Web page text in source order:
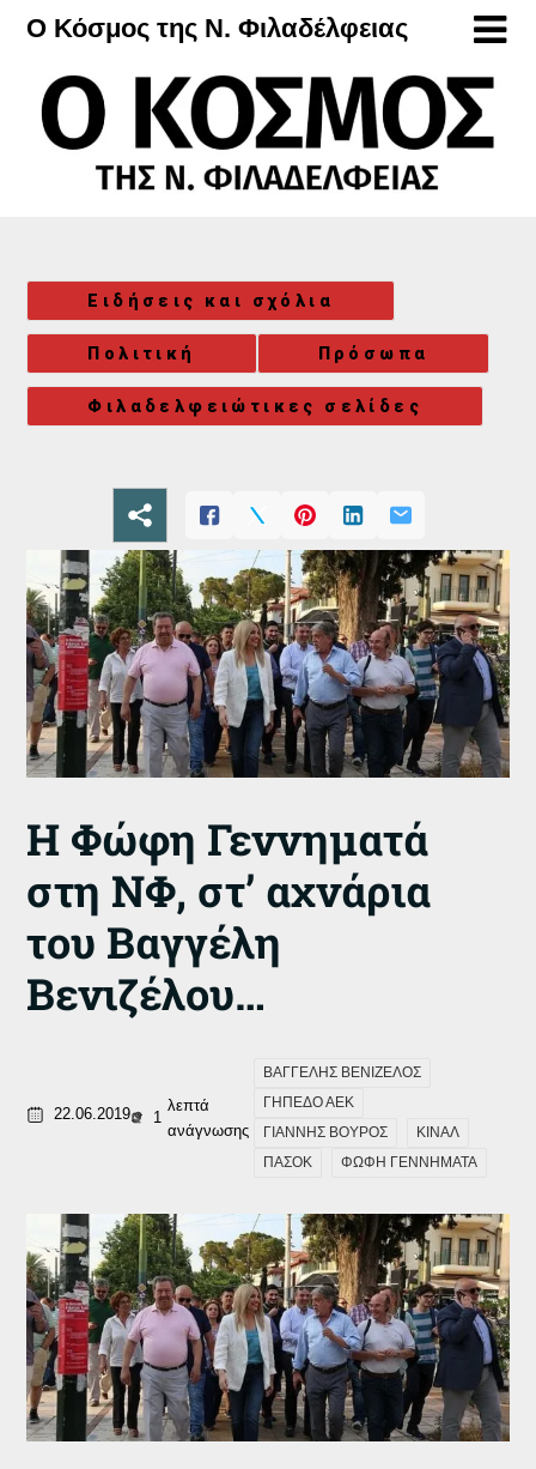
Μετάβαση
περιεχόμενο
Ο Κόσμος της Ν. Φιλαδέλφειας
Ειδήσεις και σχόλια
Πολιτική Πρόσωπα
Φιλαδελφειώτικες σελίδες
Η Φώφη Γεννηματά
στη ΝΦ, στ’ αχνάρια
του Βαγγέλη
Βενιζέλου…
22.06.2019 1
λεπτά
ανάγνωσης
ΒΑΓΓΕΛΗΣ ΒΕΝΙΖΕΛΟΣ
ΓΗΠΕΔΟ ΑΕΚ
ΓΙΑΝΝΗΣ ΒΟΥΡΟΣ
ΚΙΝΑΛ
ΠΑΣΟΚ
ΦΩΦΗ ΓΕΝΝΗΜΑΤΑ